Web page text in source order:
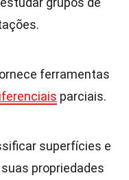
ferramentas
parciais.
superfícies e
propriedades